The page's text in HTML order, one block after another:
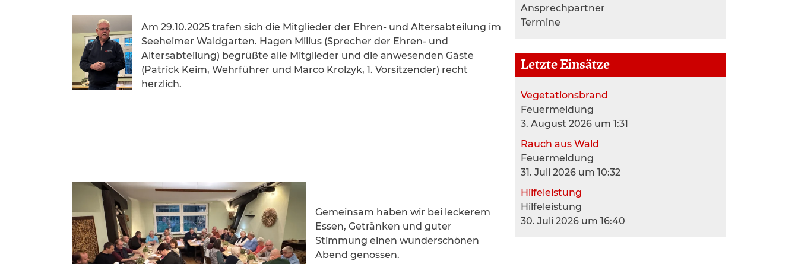
Am 29.10.2025 trafen sich die Mitglieder der Ehren- und Altersabteilung im
Seeheimer Waldgarten. Hagen Milius (Sprecher der Ehren- und
Altersabteilung) begrüßte alle Mitglieder und die anwesenden Gäste
(Patrick Keim, Wehrführer und Marco Krolzyk, 1. Vorsitzender) recht
herzlich.
Gemeinsam haben wir bei leckerem
Essen, Getränken und guter
Stimmung einen wunderschönen
Abend genossen.
Ansprechpartner
Termine
Letzte Einsätze
Vegetationsbrand
Feuermeldung
3. August 2026 um 1:31
Rauch aus Wald
Feuermeldung
31. Juli 2026 um 10:32
Hilfeleistung
Hilfeleistung
30. Juli 2026 um 16:40